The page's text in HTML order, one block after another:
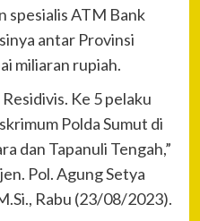
spesialis ATM Bank
antar Provinsi
miliaran rupiah.
Ke 5 pelaku
Polda Sumut di
dan Tapanuli Tengah,”
Pol. Agung Setya
Rabu (23/08/2023).